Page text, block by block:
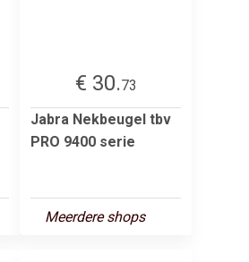
€ 30.73
Jabra Nekbeugel tbv
PRO 9400 serie
Meerdere shops